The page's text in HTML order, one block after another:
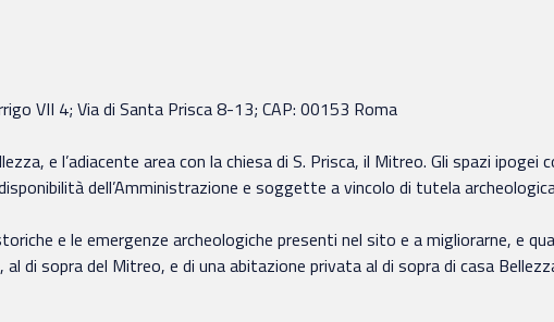
VII 4; Via di Santa Prisca 8-13; CAP: 00153 Roma
e l’adiacente area con la chiesa di S. Prisca, il Mitreo. Gli spazi
dell’Amministrazione e soggette a vincolo di tutela
e le emergenze archeologiche presenti nel sito e a migliorarne, e
al di sopra del Mitreo, e di una abitazione privata al di sopra di casa